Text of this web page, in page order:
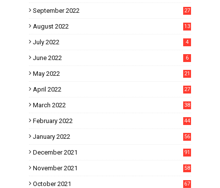
September 2022 27
August 2022 13
July 2022 4
June 2022 6
May 2022 21
April 2022 27
March 2022 38
February 2022 44
January 2022 56
December 2021 91
November 2021 58
October 2021 67